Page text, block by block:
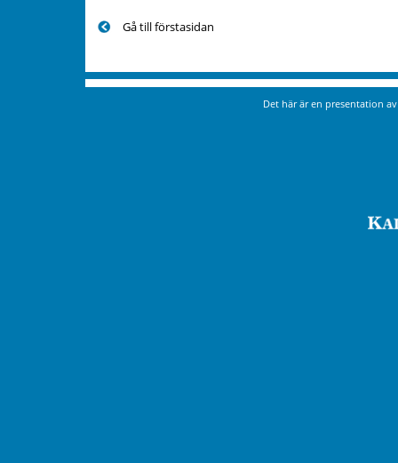
Gå till förstasidan
Det här är en presentation